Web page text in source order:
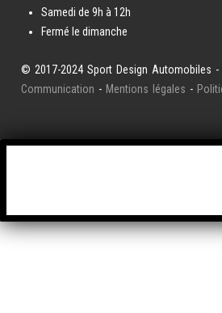
Samedi de 9h à 12h
Fermé le dimanche
© 2017-2024 Sport Design Automobiles -
Communication - Mentions légales -